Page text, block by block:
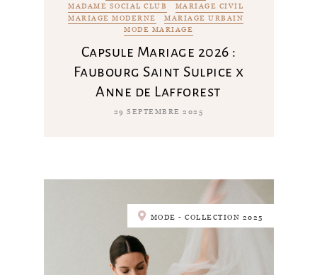
MADAME SOCIAL CLUB
MARIAGE CIVIL
MARIAGE MODERNE
MARIAGE URBAIN
MODE MARIAGE
Capsule Mariage 2026 :
Faubourg Saint Sulpice x
Anne de Lafforest
29 SEPTEMBRE 2025
MODE - COLLECTION 2025